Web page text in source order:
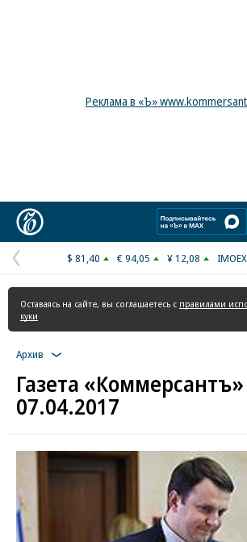
Реклама в «Ъ»
Предыдущая
страница
$ 81,40 € 94,05 ¥ 12,08
Оставаясь на сайте, вы соглашаетесь с правилами
куки
Архив
Газета
07.04.2017